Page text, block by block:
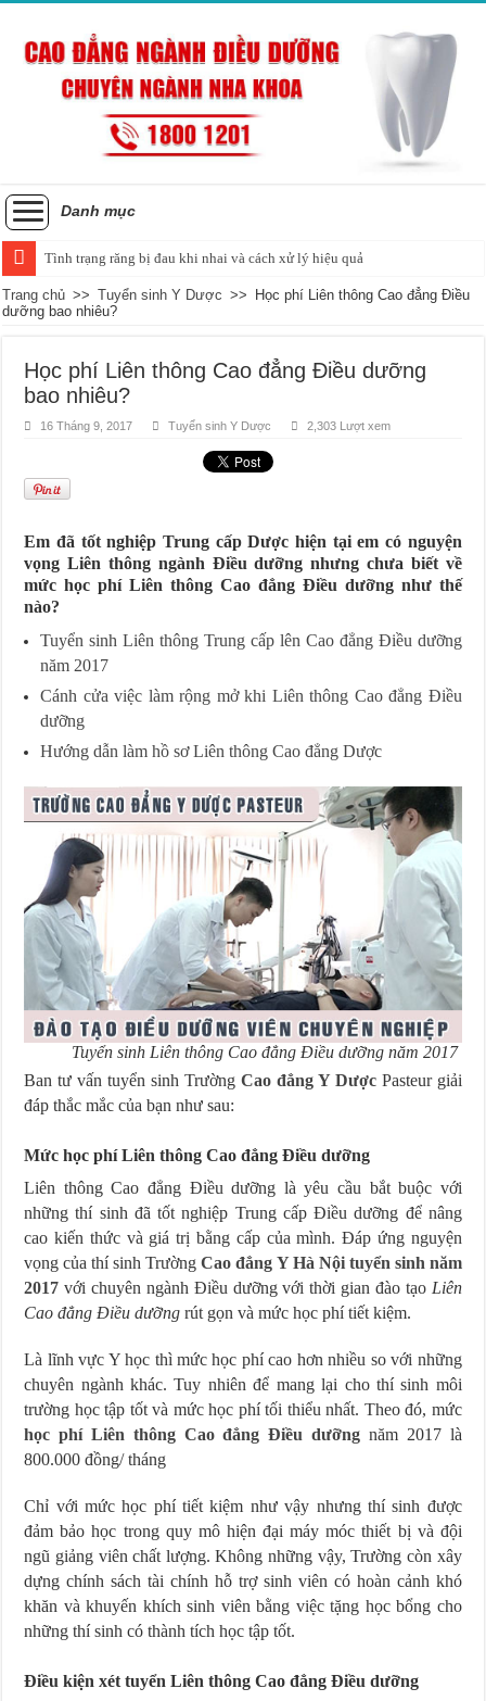
Danh mục
Tình trạng răng bị đau khi nhai và cách xử lý hiệu quả
Trang chủ >> Tuyển sinh Y Dược >>
Học phí Liên thông Cao đẳng Điều
dưỡng bao nhiêu?
Học phí Liên thông Cao đẳng Điều dưỡng
bao nhiêu?
16 Tháng 9, 2017 Tuyển sinh Y Dược 2,303 Lượt xem
Em đã tốt nghiệp Trung cấp Dược hiện tại em có nguyện
vọng Liên thông ngành Điều dưỡng nhưng chưa biết về
mức học phí Liên thông Cao đẳng Điều dưỡng như thế
nào?
Tuyển sinh Liên thông Trung cấp lên Cao đẳng Điều dưỡng
năm 2017
Cánh cửa việc làm rộng mở khi Liên thông Cao đẳng Điều
dưỡng
Hướng dẫn làm hồ sơ Liên thông Cao đẳng Dược
Tuyển sinh Liên thông Cao đẳng Điều dưỡng năm 2017
Ban tư vấn tuyển sinh Trường Cao đẳng Y DượcPasteur giải
đáp thắc mắc của bạn như sau:
Mức học phí Liên thông Cao đẳng Điều dưỡng
Liên thông Cao đẳng Điều dưỡng là yêu cầu bắt buộc với
những thí sinh đã tốt nghiệp Trung cấp Điều dưỡng để nâng
cao kiến thức và giá trị bằng cấp của mình. Đáp ứng nguyện
vọng của thí sinh TrườngCao đẳng Y Hà Nội tuyển sinh năm
2017 với chuyên ngành Điều dưỡng với thời gian đào tạo Liên
Cao đẳng Điều dưỡng rút gọn và mức học phí tiết kiệm.
Là lĩnh vực Y học thì mức học phí cao hơn nhiều so với những
chuyên ngành khác. Tuy nhiên để mang lại cho thí sinh môi
trường học tập tốt và mức học phí tối thiểu nhất. Theo đó, mức
học phí Liên thông Cao đẳng Điều dưỡng năm 2017 là
800.000 đồng/ tháng
Chỉ với mức học phí tiết kiệm như vậy nhưng thí sinh được
đảm bảo học trong quy mô hiện đại máy móc thiết bị và đội
ngũ giảng viên chất lượng. Không những vậy, Trường còn xây
dựng chính sách tài chính hỗ trợ sinh viên có hoàn cảnh khó
khăn và khuyến khích sinh viên bằng việc tặng học bổng cho
những thí sinh có thành tích học tập tốt.
Điều kiện xét tuyển Liên thông Cao đẳng Điều dưỡng